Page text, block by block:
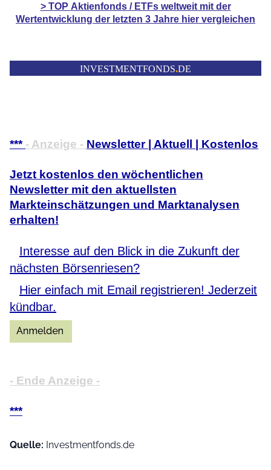
> TOP Aktienfonds / ETFsweltweit mit der
Wertentwicklung der letzten 3 Jahre hier vergleichen
INVESTMENTFONDS.DE
*** - Anzeige - Newsletter | Aktuell | Kostenlos
Jetzt kostenlos den wöchentlichen
Newsletter mit den aktuellsten
Markteinschätzungen und Marktanalysen
erhalten!
Interesse auf den Blick in die Zukunft der
nächsten Börsenriesen?
Hier einfach mit Email registrieren! Jederzeit
kündbar.
- Ende Anzeige -
***
Quelle: Investmentfonds.de